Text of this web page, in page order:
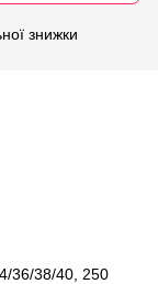
знижки
36/38/40, 250